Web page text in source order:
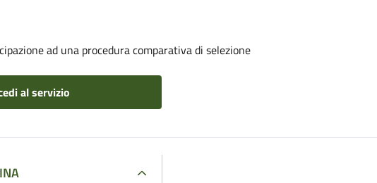
ad una procedura comparativa di selezione
al servizio